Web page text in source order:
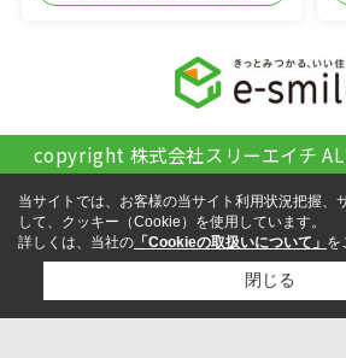
copyright 株式会社スリーエイチ
当サイトでは、お客様の当サイト利用状況把握、
して、クッキー（Cookie）を使用しています。
詳しくは、当社の 「Cookieの取扱いについて」 を
閉じる